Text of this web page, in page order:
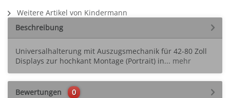
Weitere Artikel von Kindermann
Beschreibung
Universalhalterung mit Auszugsmechanik für 42-80 Zoll
Displays zur hochkant Montage (Portrait) in... mehr
Bewertungen 0